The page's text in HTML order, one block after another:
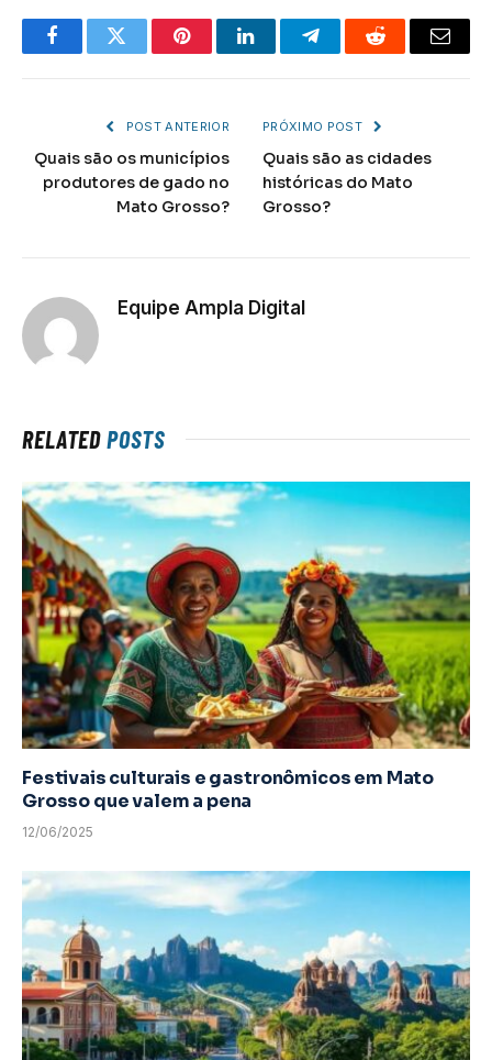
FacebookTwitter PinterestLinkedInTelegramReddit Email
POST ANTERIOR
Quais são os municípios
produtores de gado no
Mato Grosso?
PRÓXIMO POST
Quais são as cidades
históricas do Mato
Grosso?
Equipe Ampla Digital
RELATEDPOSTS
Festivais culturais e gastronômicos em Mato
Grosso que valem a pena
12/06/2025